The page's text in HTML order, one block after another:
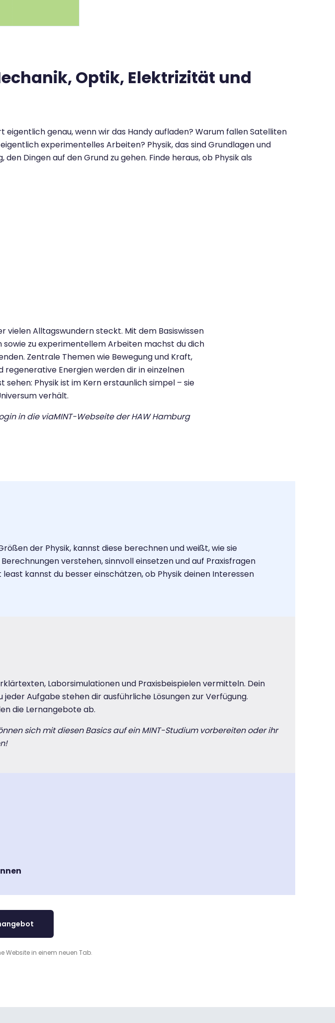
Optik, Elektrizität und
genau, wenn wir das Handy aufladen? Warum fallen Satelliten
experimentelles Arbeiten? Physik, das sind Grundlagen und
Dingen auf den Grund zu gehen. Finde heraus, ob Physik als
vielen Alltagswundern steckt. Mit dem Basiswissen
sowie zu experimentellem Arbeiten machst du dich
Zentrale Themen wie Bewegung und Kraft,
regenerative Energien werden dir in einzelnen
Physik ist im Kern erstaunlich simpel – sie
verhält.
in die viaMINT-Webseite der HAW Hamburg
der Physik, kannst diese berechnen und weißt, wie sie
verstehen, sinnvoll einsetzen und auf Praxisfragen
kannst du besser einschätzen, ob Physik deinen Interessen
Laborsimulationen und Praxisbeispielen vermitteln. Dein
Aufgabe stehen dir ausführliche Lösungen zur Verfügung.
die Lernangebote ab.
sich mit diesen Basics auf ein MINT-Studium vorbereiten oder ihr
Website in einem neuen Tab.